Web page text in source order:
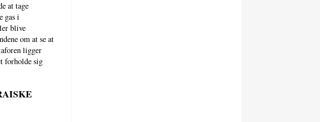
at tage
gas i
blive
om at se at
ligger
forholde sig